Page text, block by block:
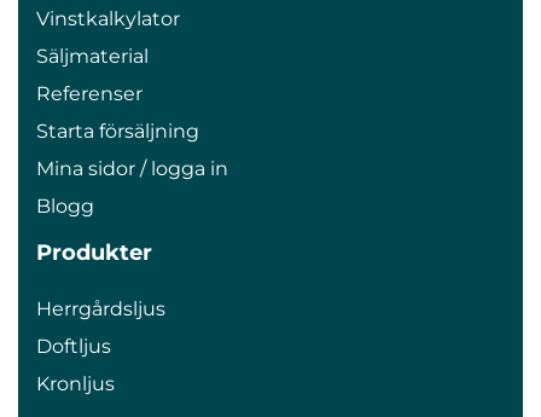
Vinstkalkylator
Säljmaterial
Referenser
Starta försäljning
Mina sidor / logga in
Blogg
Produkter
Herrgårdsljus
Doftljus
Kronljus